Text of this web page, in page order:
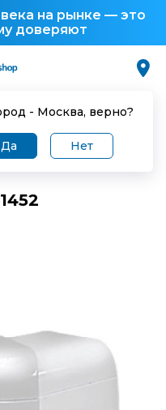
на рынке — это
доверяют
- Москва, верно?
Да Нет
внешний DKC 01452